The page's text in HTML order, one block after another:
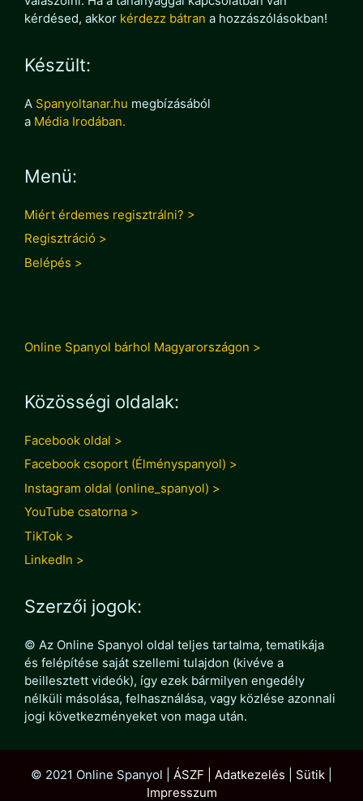
kérdésed, akkor kérdezz bátran a hozzászólásokban!
Készült:
A Spanyoltanar.hu megbízásából
a Média Irodában.
Menü:
Miért érdemes regisztrálni? >
Regisztráció >
Belépés >
Online Spanyol bárhol Magyarországon >
Közösségi oldalak:
Facebook oldal >
Facebook csoport (Élményspanyol) >
Instagram oldal (online_spanyol) >
YouTube csatorna >
TikTok >
LinkedIn >
Szerzői jogok:
© Az Online Spanyol oldal teljes tartalma, tematikája
és felépítése saját szellemi tulajdon (kivéve a
beillesztett videók), így ezek bármilyen engedély
nélküli másolása, felhasználása, vagy közlése azonnali
jogi következményeket von maga után.
© 2021 Online Spanyol | ÁSZF Adatkezelés Sütik
Impresszum